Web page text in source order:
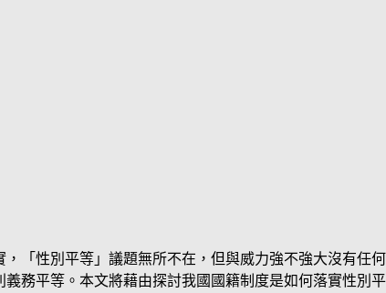
「性別平等」議題無所不在，但與威力強不強大沒有任何
務平等。本文將藉由探討我國國籍制度是如何落實性別平